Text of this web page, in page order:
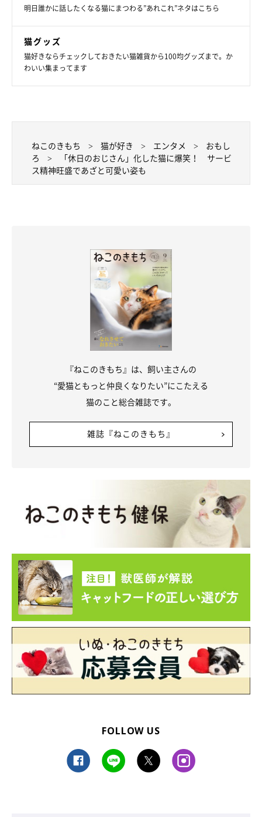
うたちゃんの真の姿…？（笑）
＠tategami93
ーー最後に、うたちゃんの性格や魅力について教えてください！
飼い主さん：
「うたは誰にでも人懐っこくて、
スリ猫です！！ インスタに載せている顔はあざとい姿がほと
んどなのですが、険しい顔で甘えてこられるのでとてもおもしろ
いです。飼い主の友達からは、セラピー猫として『先生』と崇め
られています！（笑）」
明日誰かに話したくなる猫にまつわる”あれこれ”ネタはこちら
猫グッズ
猫好きならチェックしておきたい猫雑貨から100均グッズまで。か
わいい集まってます
ねこのきもち 猫が好き エンタメ
おもし
ろ
「休日のおじさん」化した猫に爆笑！ サービ
ス精神旺盛であざと可愛い姿も
『ねこのきもち』は、飼い主さんの
“愛猫ともっと仲良くなりたい”にこたえる
猫のこと総合雑誌です。
雑誌『ねこのきもち』
FOLLOW US